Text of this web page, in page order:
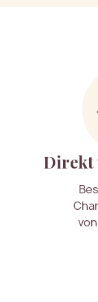
Direkt